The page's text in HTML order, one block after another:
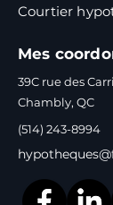
Courtier
Mes
39C rue des
Chambly, QC
(514) 243-8994